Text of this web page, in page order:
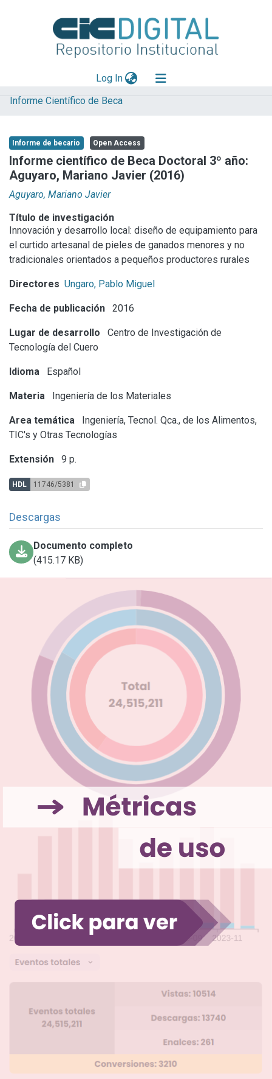
Log In(current)
Explorar
Aportar material
Statistics
Informe Científico de Beca
Informe de becario Open Access
Informe científico de Beca Doctoral 3º año:
Aguyaro, Mariano Javier (2016)
Aguyaro, Mariano Javier
Título de investigación
Innovación y desarrollo local: diseño de equipamiento para
el curtido artesanal de pieles de ganados menores y no
tradicionales orientados a pequeños productores rurales
Directores Ungaro, Pablo Miguel
Fecha de publicación 2016
Lugar de desarrollo
Centro de Investigación de
Tecnología del Cuero
Idioma Español
Materia Ingeniería de los Materiales
Area temática
Ingeniería, Tecnol. Qca., de los Alimentos,
TIC's y Otras Tecnologías
Extensión 9 p.
HDL 11746/5381
Descargas
Documento completo
(415.17 KB)